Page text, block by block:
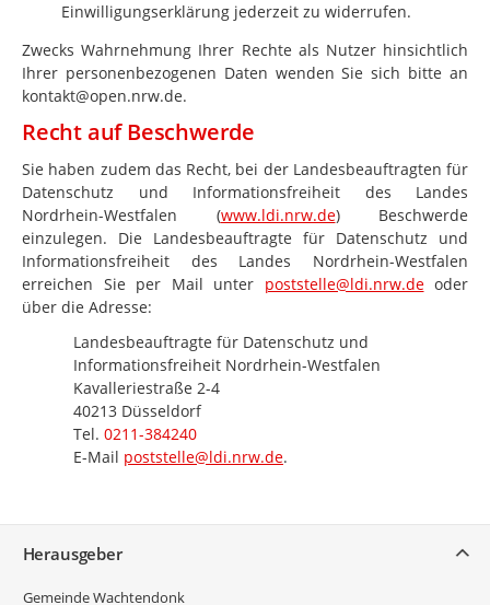
Einwilligungserklärung jederzeit zu widerrufen.
Zwecks Wahrnehmung Ihrer Rechte als Nutzer hinsichtlich
Ihrer personenbezogenen Daten wenden Sie sich bitte an
kontakt@open.nrw.de.
Recht auf Beschwerde
Sie haben zudem das Recht, bei der Landesbeauftragten für
Datenschutz und Informationsfreiheit des Landes
Nordrhein-Westfalen (www.ldi.nrw.de) Beschwerde
einzulegen. Die Landesbeauftragte für Datenschutz und
Informationsfreiheit des Landes Nordrhein-Westfalen
erreichen Sie per Mail unter poststelle@ldi.nrw.deoder
über die Adresse:
Landesbeauftragte für Datenschutz und
Informationsfreiheit Nordrhein-Westfalen
Kavalleriestraße 2-4
40213 Düsseldorf
Tel. 0211-384240
E-Mail poststelle@ldi.nrw.de.
Herausgeber
Gemeinde Wachtendonk